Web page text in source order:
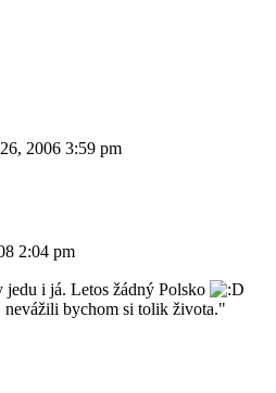
2006 3:59 pm
2:04 pm
jedu i já. Letos žádný Polsko
bychom si tolik života."